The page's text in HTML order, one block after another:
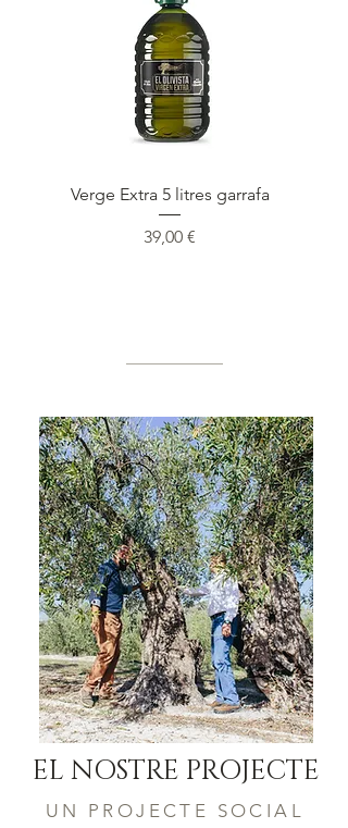
Verge Extra 5 litres garrafa
Preu
39,00 €
EL NOSTRE PROJECTE
UN PROJECTE SOCIAL